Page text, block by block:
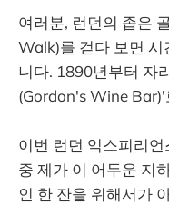
여러분, 런던의 좁은
Walk)를 걷다 보면 시
니다. 1890년부터 자
(Gordon's Wine Bar)'
이번 런던 익스피리
중 제가 이 어두운 지
인 한 잔을 위해서가